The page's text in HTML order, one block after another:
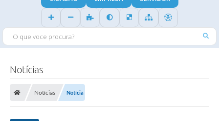
O QUE VOCE PROCURA?
Notícias
Notícias Notícia